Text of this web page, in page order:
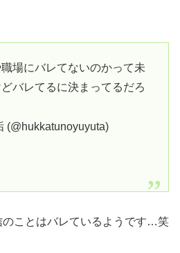
場にバレてないのかって未
バレてるに決まってるだろ
(@hukkatunoyuyuta)
のことはバレているようです…笑